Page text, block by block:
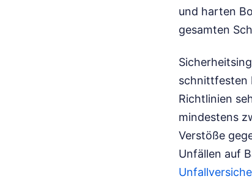
und harten
gesamten
schnittfesten
Richtlinien
mindestens
Verstöße
Unfällen auf